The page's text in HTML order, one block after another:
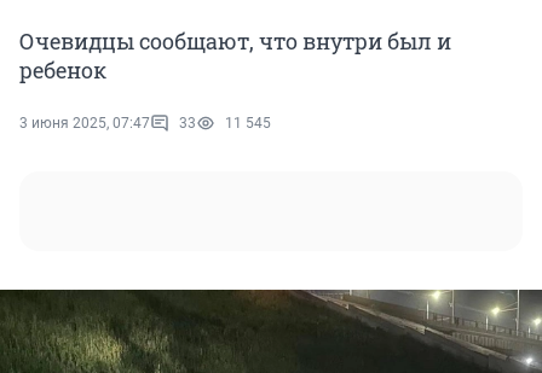
Очевидцы сообщают, что внутри был и
ребенок
3 июня 2025, 07:47 33 11 545